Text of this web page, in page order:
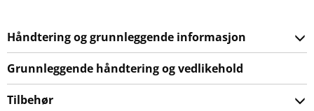
Håndtering og grunnleggende informasjon
Grunnleggende håndtering og vedlikehold
Tilbehør